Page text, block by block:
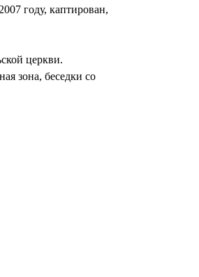
году, каптирован,
церкви.
зона, беседки со